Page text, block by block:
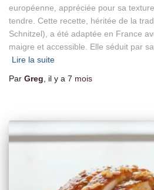
européenne, appréciée pour sa
tendre. Cette recette, héritée de la
Schnitzel), a été adaptée en France
maigre et accessible. Elle séduit par
Lire la suite
Par Greg , il y a 7 mois